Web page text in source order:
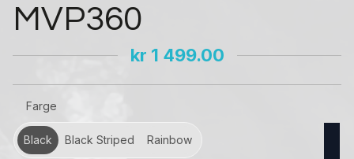
MVP360
kr 1 499.00
Farge
Black Black Striped
Rainbow